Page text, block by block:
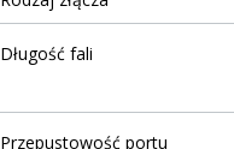
Długość fali
Przepustowość portu